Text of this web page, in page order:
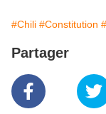
#Chili #Constitution
Partager